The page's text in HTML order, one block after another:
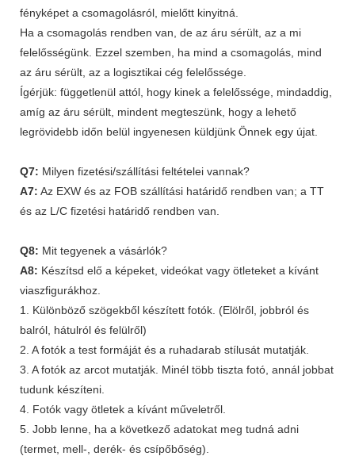
fényképet a csomagolásról, mielőtt kinyitná.
Ha a csomagolás rendben van, de az áru sérült, az a mi
felelősségünk. Ezzel szemben, ha mind a csomagolás, mind
az áru sérült, az a logisztikai cég felelőssége.
Ígérjük: függetlenül attól, hogy kinek a felelőssége, mindaddig,
amíg az áru sérült, mindent megteszünk, hogy a lehető
legrövidebb időn belül ingyenesen küldjünk Önnek egy újat.
Q7: Milyen fizetési/szállítási feltételei vannak?
A7: Az EXW és az FOB szállítási határidő rendben van; a TT
és az L/C fizetési határidő rendben van.
Q8: Mit tegyenek a vásárlók?
A8: Készítsd elő a képeket, videókat vagy ötleteket a kívánt
viaszfigurákhoz.
1. Különböző szögekből készített fotók. (Elölről, jobbról és
balról, hátulról és felülről)
2. A fotók a test formáját és a ruhadarab stílusát mutatják.
3. A fotók az arcot mutatják. Minél több tiszta fotó, annál jobbat
tudunk készíteni.
4. Fotók vagy ötletek a kívánt műveletről.
5. Jobb lenne, ha a következő adatokat meg tudná adni
(termet, mell-, derék- és csípőbőség).